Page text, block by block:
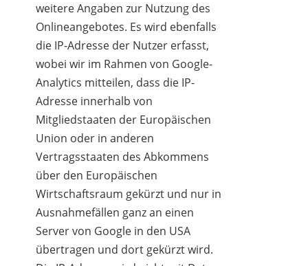
weitere Angaben zur Nutzung des
Onlineangebotes. Es wird ebenfalls
die IP-Adresse der Nutzer erfasst,
wobei wir im Rahmen von Google-
Analytics mitteilen, dass die IP-
Adresse innerhalb von
Mitgliedstaaten der Europäischen
Union oder in anderen
Vertragsstaaten des Abkommens
über den Europäischen
Wirtschaftsraum gekürzt und nur in
Ausnahmefällen ganz an einen
Server von Google in den USA
übertragen und dort gekürzt wird.